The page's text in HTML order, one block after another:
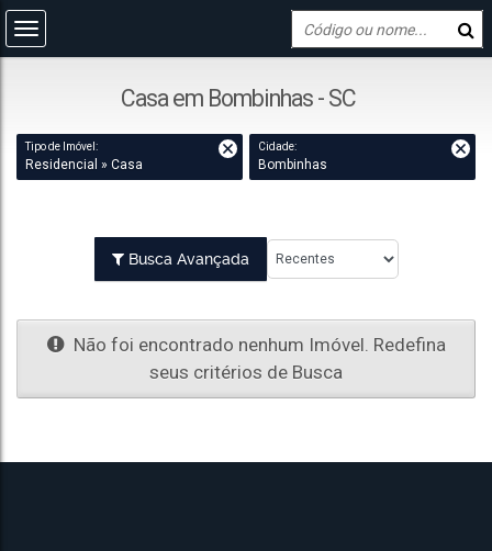
Casa em Bombinhas - SC
Tipo de Imóvel:
Residencial » Casa
Cidade:
Bombinhas
Busca Avançada
Não foi encontrado nenhum Imóvel. Redefina
seus critérios de Busca